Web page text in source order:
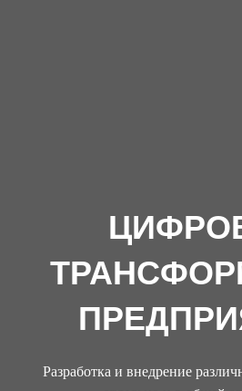
Разработка и внедрение